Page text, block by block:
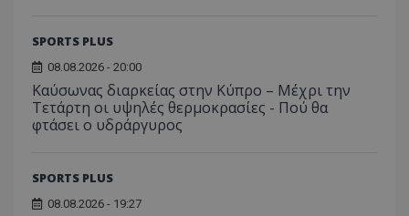
SPORTS PLUS
08.08.2026 - 20:00
Καύσωνας διαρκείας στην Κύπρο – Μέχρι την
Τετάρτη οι υψηλές θερμοκρασίες - Πού θα
φτάσει ο υδράργυρος
SPORTS PLUS
08.08.2026 - 19:27